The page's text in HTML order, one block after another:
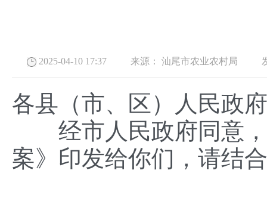
2025-04-10 17:37 来源： 汕尾市农业农村局 发
各县（市、区）人民政
经市人民政府同意，
案》印发给你们，请结